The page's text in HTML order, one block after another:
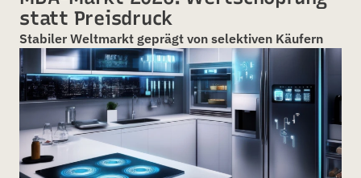
statt Preisdruck
Stabiler Weltmarkt geprägt von selektiven Käufern